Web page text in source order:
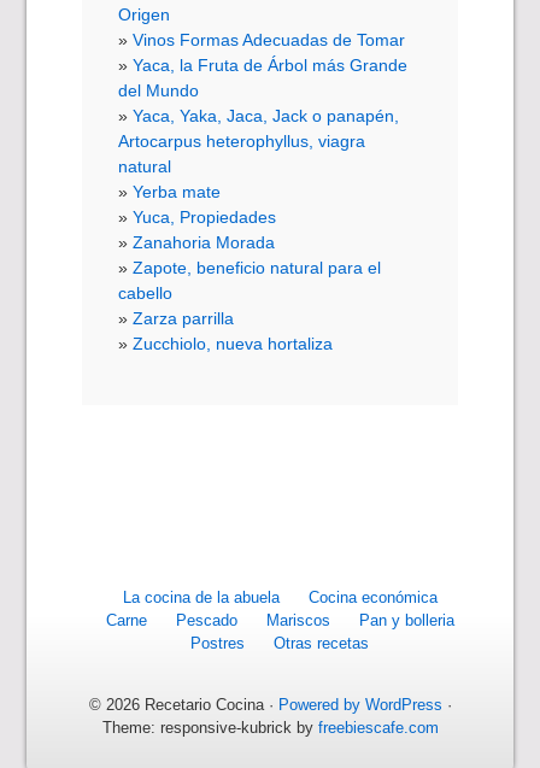
Origen
Vinos Formas Adecuadas de Tomar
Yaca, la Fruta de Árbol más Grande
del Mundo
Yaca, Yaka, Jaca, Jack o panapén,
Artocarpus heterophyllus, viagra
natural
Yerba mate
Yuca, Propiedades
Zanahoria Morada
Zapote, beneficio natural para el
cabello
Zarza parrilla
Zucchiolo, nueva hortaliza
La cocina de la abuela
Cocina económica
Carne
Pescado Mariscos
Pan y bolleria
Postres
Otras recetas
© 2026 Recetario Cocina · Powered by WordPress ·
Theme: responsive-kubrick by freebiescafe.com